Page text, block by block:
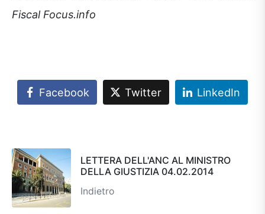
Fiscal Focus.info
Facebook Twitter LinkedIn
LETTERA DELL'ANC AL MINISTRO
DELLA GIUSTIZIA 04.02.2014
Indietro